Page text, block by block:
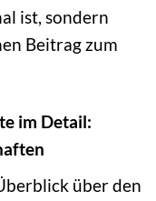
ist, sondern
Beitrag zum
im Detail:
über den